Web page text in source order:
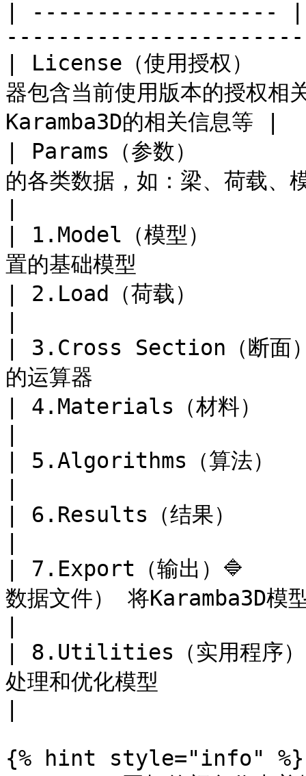
| -------------------
| License（使用授权）
器包含当前使用版本的授权相
Karamba3D的相关信息等 |
| Params（参数）
的各类数据，如：梁、荷载、
| 1.Model（模型）         |
置的基础模型
| 2.Load（荷载）
| 3.Cross Section（断面
的运算器
| 4.Materials（材料）
| 5.Algorithms（算法）
| 6.Results（结果）
| 7.Export（输出）🔷
数据文件） 将Karamba3D模
| 8.Utilities（实用程序）
处理和优化模型
{% hint style="info" %}